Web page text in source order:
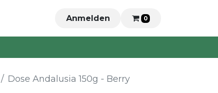
Anmelden 0
Dose Andalusia 150g - Berry